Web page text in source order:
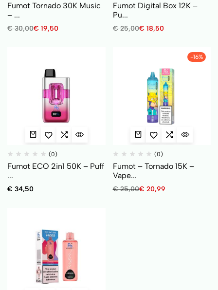
Fumot Tornado 30K Music
– ...
€30,00€ 19,50
Fumot Digital Box 12K –
Pu...
€25,00€ 18,50
(0)
Fumot ECO 2in1 50K – Puff
...
€ 34,50
-16%
(0)
Fumot – Tornado 15K –
Vape...
€25,00€ 20,99